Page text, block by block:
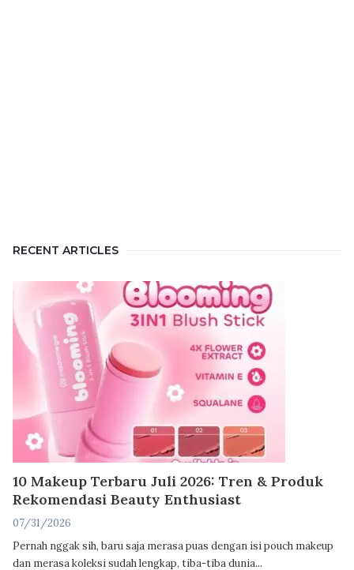
RECENT ARTICLES
10 Makeup Terbaru Juli 2026: Tren & Produk
Rekomendasi Beauty Enthusiast
07/31/2026
Pernah nggak sih, baru saja merasa puas dengan isi pouch makeup
dan merasa koleksi sudah lengkap, tiba-tiba dunia...